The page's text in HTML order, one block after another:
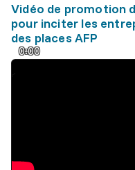
Vidéo de promotion
pour inciter les
des places AFP
0:00